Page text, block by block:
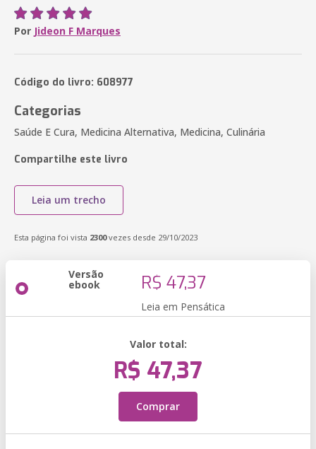
Por Jideon F Marques
Código do livro: 608977
Categorias
Saúde E Cura, Medicina Alternativa, Medicina, Culinária
Compartilhe este livro
Leia um trecho
Esta página foi vista 2300vezes desde 29/10/2023
Versão
ebook R$ 47,37
Leia em Pensática
Valor total:
R$ 47,37
Comprar